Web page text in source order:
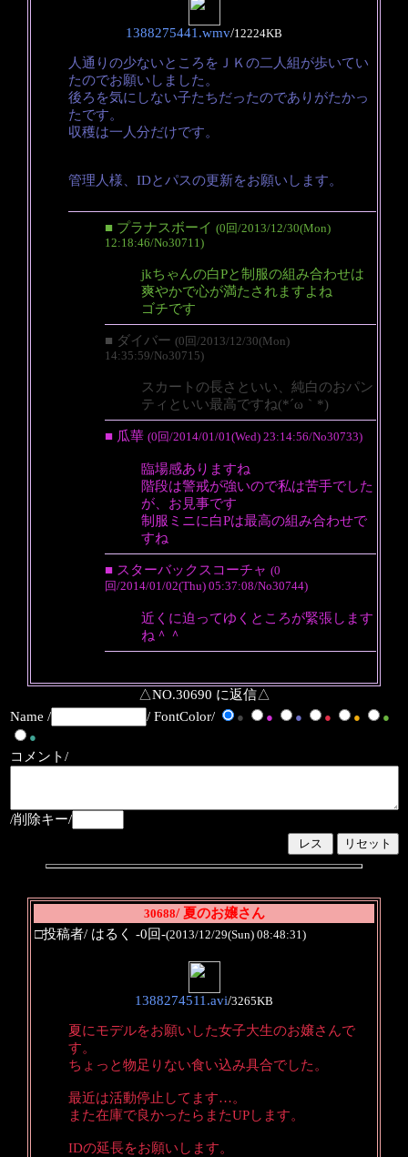
1388275441.wmv/12224KB
人通りの少ないところをＪＫの二人組が歩いてい
たのでお願いしました。
後ろを気にしない子たちだったのでありがたかっ
たです。
収穫は一人分だけです。
管理人様、IDとパスの更新をお願いします。
■ プラナスボーイ (0回/2013/12/30(Mon)
12:18:46/No30711)
jkちゃんの白Pと制服の組み合わせは
爽やかで心が満たされますよね
ゴチです
■ ダイバー (0回/2013/12/30(Mon)
14:35:59/No30715)
スカートの長さといい、純白のおパン
ティといい最高ですね(*´ω｀*)
■ 瓜華 (0回/2014/01/01(Wed) 23:14:56/No30733)
臨場感ありますね
階段は警戒が強いので私は苦手でした
が、お見事です
制服ミニに白Pは最高の組み合わせで
すね
■ スターバックスコーチャ (0
回/2014/01/02(Thu) 05:37:08/No30744)
近くに迫ってゆくところが緊張します
ね＾＾
△NO.30690 に返信△
Name /
/ FontColor/ ● ● ● ● ●
●
●
コメント/
/削除キー/
30688/ 夏のお嬢さん
□投稿者/ はるく -0回-(2013/12/29(Sun) 08:48:31)
1388274511.avi/3265KB
夏にモデルをお願いした女子大生のお嬢さんで
す。
ちょっと物足りない食い込み具合でした。
最近は活動停止してます…。
また在庫で良かったらまたUPします。
IDの延長をお願いします。